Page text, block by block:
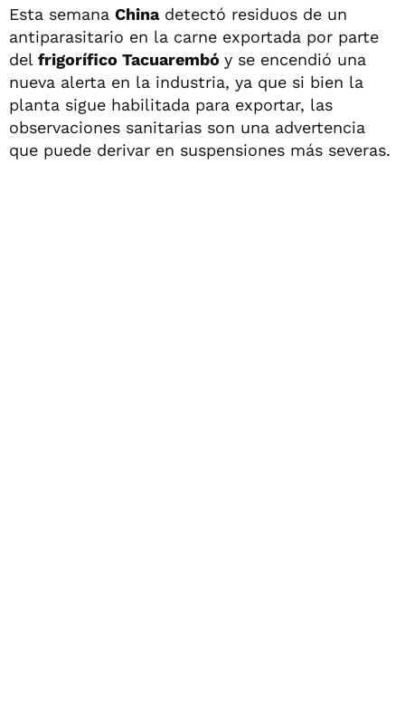
Esta semana Chinadetectó residuos de un
antiparasitario en la carne exportada por parte
del frigorífico Tacuarembó y se encendió una
nueva alerta en la industria, ya que si bien la
planta sigue habilitada para exportar, las
observaciones sanitarias son una advertencia
que puede derivar en suspensiones más severas.